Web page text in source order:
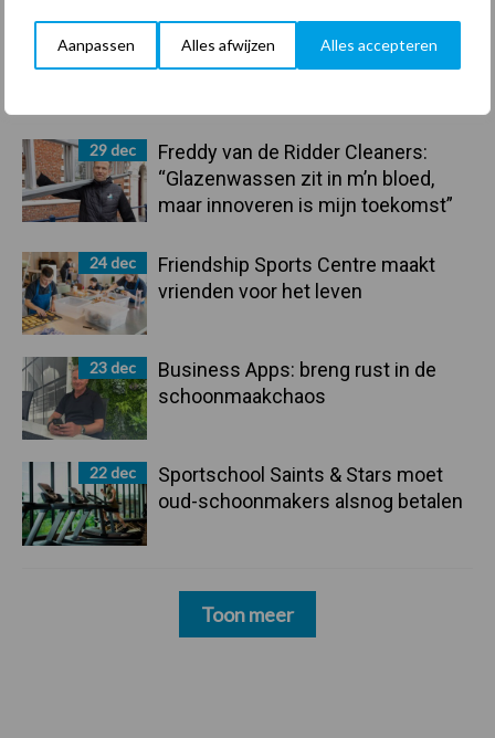
Aanpassen Alles afwijzen Alles accepteren
Hervorming flexibele
arbeidscontracten kent mitsen en
29 dec
Freddy van de Ridder Cleaners:
“Glazenwassen zit in m’n bloed,
maar innoveren is mijn toekomst”
24 dec
Friendship Sports Centre maakt
vrienden voor het leven
23 dec
Business Apps: breng rust in de
schoonmaakchaos
22 dec
Sportschool Saints & Stars moet
oud-schoonmakers alsnog betalen
Toon meer